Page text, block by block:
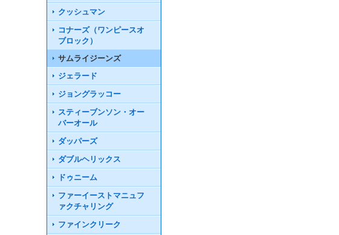
クッシュマン
コナーズ（ワンピースオ
ブロック）
サムライジーンズ
ジェラード
ジョングラッコー
スティーブンソン・オー
バーオール
ダッパーズ
ダブルヘリックス
ドゥニーム
ファーイーストマニュフ
ァクチャリング
ファインクリーク